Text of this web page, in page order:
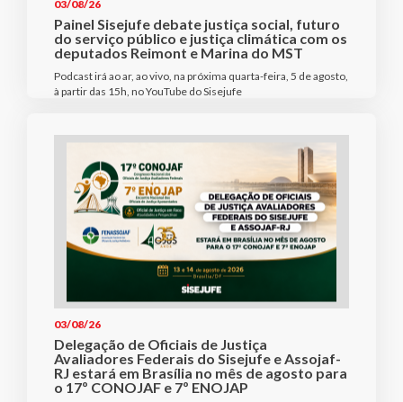
03/08/26
Painel Sisejufe debate justiça social, futuro
do serviço público e justiça climática com os
deputados Reimont e Marina do MST
Podcast irá ao ar, ao vivo, na próxima quarta-feira, 5 de agosto,
à partir das 15h, no YouTube do Sisejufe
03/08/26
Delegação de Oficiais de Justiça
Avaliadores Federais do Sisejufe e Assojaf-
RJ estará em Brasília no mês de agosto para
o 17º CONOJAF e 7º ENOJAP